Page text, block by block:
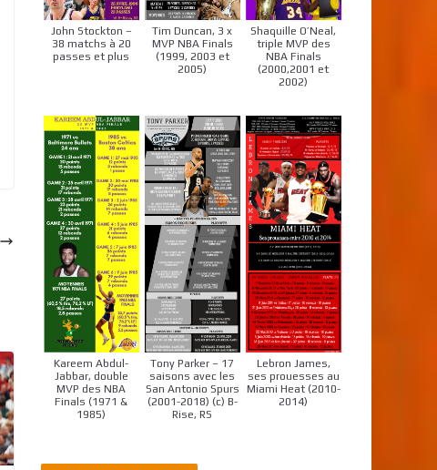
John Stockton –
38 matchs à 20
passes et plus
Tim Duncan, 3 x
MVP NBA Finals
(1999, 2003 et
2005)
Shaquille O’Neal,
triple MVP des
NBA Finals
(2000,2001 et
2002)
Kareem Abdul-
Jabbar, double
MVP des NBA
Finals (1971 &
1985)
Tony Parker – 17
saisons avec les
San Antonio Spurs
(2001-2018) (c) B-
Rise, RS
Lebron James,
ses prouesses au
Miami Heat (2010-
2014)